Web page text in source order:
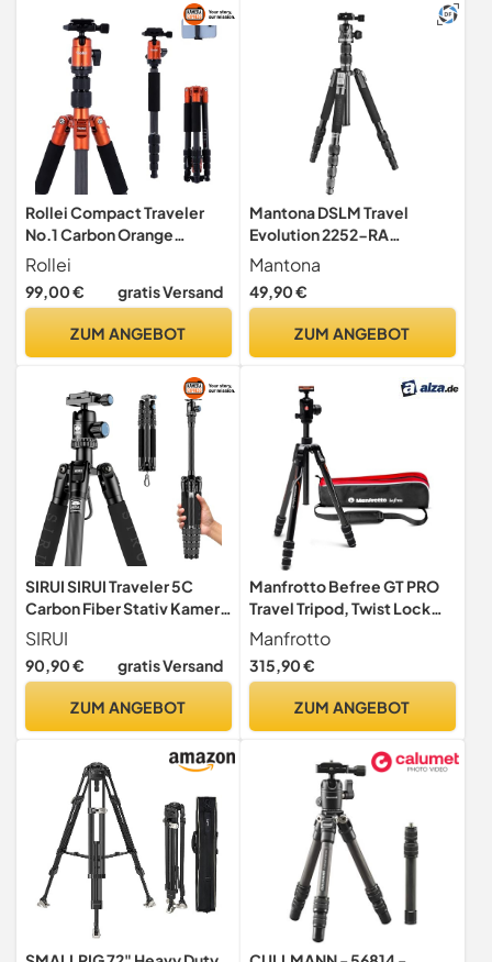
(ehemals TP62)
Kamerazubehör
Rollei Compact Traveler
No.1 Carbon Orange
Kamera Stativ 145cm
Reisestativ
Rollei
99,00 € gratis Versand
ZUM ANGEBOT
Mantona DSLM Travel
Evolution 2252-RA
Reisestativ, Kamerastativ
bis 147 cm, belastbar bis 8
kg, Dreibein- und
Kugelkopf und
Mantona
49,90 €
ZUM ANGEBOT
SIRUI SIRUI Traveler 5C
Carbon Fiber Stativ Kamera
| 1380mm | 0.85kg Leicht |
Mit Kugelkopf & Arca Swiss
| Bis 4kg Traglast | Kompakt
SIRUI
90,90 € gratis Versand
ZUM ANGEBOT
Manfrotto Befree GT PRO
Travel Tripod, Twist Lock
with Ball Head and Bag for
Sony, DSLR, CSC,
Mirrorless, Lightweight
12 kg Payload,
Manfrotto
315,90 €
ZUM ANGEBOT